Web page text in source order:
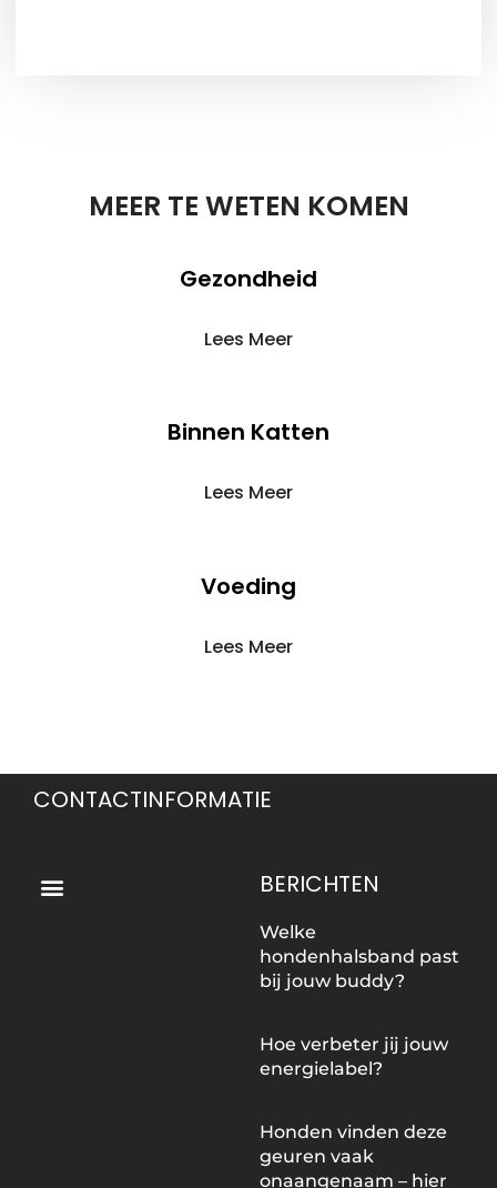
MEER TE WETEN KOMEN
Gezondheid
Lees Meer
Binnen Katten
Lees Meer
Voeding
Lees Meer
CONTACTINFORMATIE
BERICHTEN
Welke
hondenhalsband past
bij jouw buddy?
Hoe verbeter jij jouw
energielabel?
Honden vinden deze
geuren vaak
onaangenaam – hier